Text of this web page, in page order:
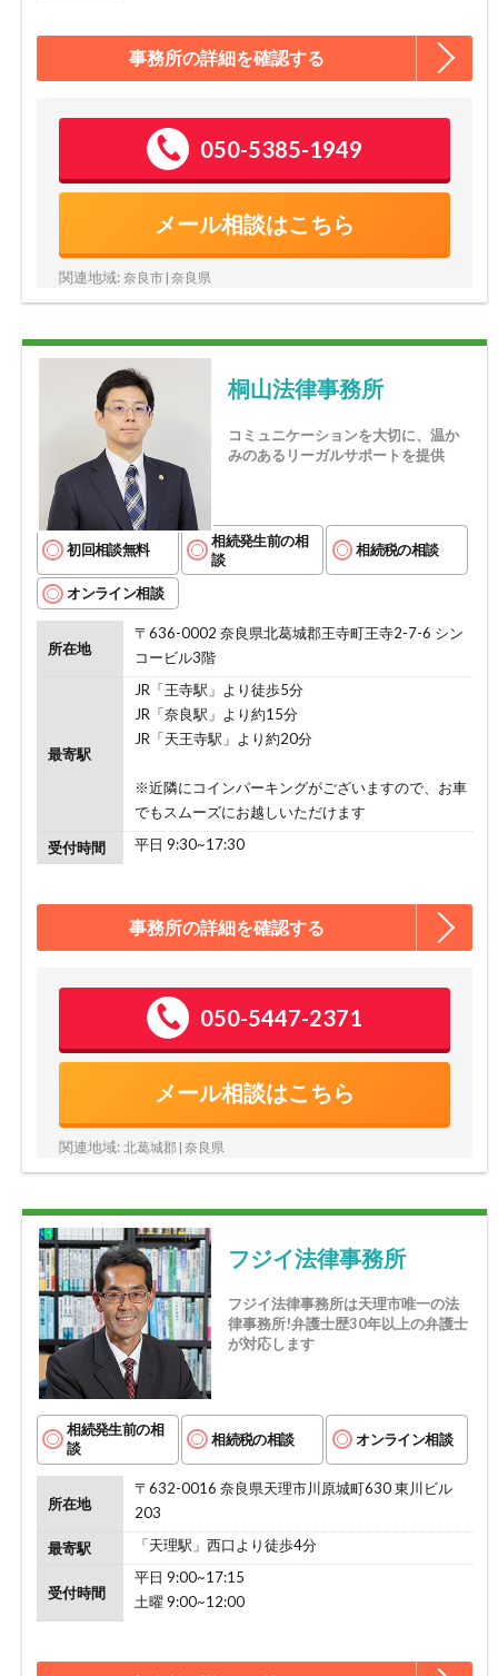
事務所の詳細を確認する
050-5385-1949
メール相談はこちら
関連地域: 奈良市 | 奈良県
桐山法律事務所
コミュニケーションを大切に、温か
みのあるリーガルサポートを提供
初回相談無料
相続発生前の相
談
相続税の相談
オンライン相談
所在地
〒636-0002 奈良県北葛城郡王寺町王寺2-7-6 シン
コービル3階
最寄駅
JR「王寺駅」より徒歩5分
JR「奈良駅」より約15分
JR「天王寺駅」より約20分
※近隣にコインパーキングがございますので、お車
でもスムーズにお越しいただけます
受付時間
平日 9:30~17:30
事務所の詳細を確認する
050-5447-2371
メール相談はこちら
関連地域: 北葛城郡 | 奈良県
フジイ法律事務所
フジイ法律事務所は天理市唯一の法
律事務所!弁護士歴30年以上の弁護士
が対応します
相続発生前の相
談
相続税の相談 オンライン相談
所在地
〒632-0016 奈良県天理市川原城町630 東川ビル
203
最寄駅
「天理駅」西口より徒歩4分
受付時間
平日 9:00~17:15
土曜 9:00~12:00